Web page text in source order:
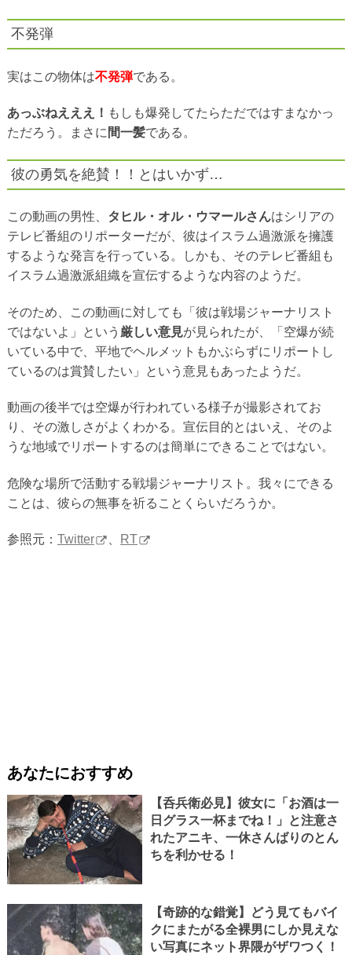
不発弾
実はこの物体は不発弾である。
あっぶねえええ！ もしも爆発してたらただではすまなかっ
ただろう。まさに間一髪である。
彼の勇気を絶賛！！とはいかず…
この動画の男性、 タヒル・オル・ウマールさんはシリアの
テレビ番組のリポーターだが、彼はイスラム過激派を擁護
するような発言を行っている。しかも、そのテレビ番組も
イスラム過激派組織を宣伝するような内容のようだ。
そのため、この動画に対しても「彼は戦場ジャーナリスト
ではないよ」という 厳しい意見が見られたが、「空爆が続
いている中で、平地でヘルメットもかぶらずにリポートし
ているのは賞賛したい」という意見もあったようだ。
動画の後半では空爆が行われている様子が撮影されてお
り、その激しさがよくわかる。宣伝目的とはいえ、そのよ
うな地域でリポートするのは簡単にできることではない。
危険な場所で活動する戦場ジャーナリスト。我々にできる
ことは、彼らの無事を祈ることくらいだろうか。
参照元： Twitter 、 RT
あなたにおすすめ
【呑兵衛必見】彼女に「お酒は一
日グラス一杯までね！」と注意さ
れたアニキ、一休さんばりのとん
ちを利かせる！
【奇跡的な錯覚】どう見てもバイ
クにまたがる全裸男にしか見えな
い写真にネット界隈がザワつく！